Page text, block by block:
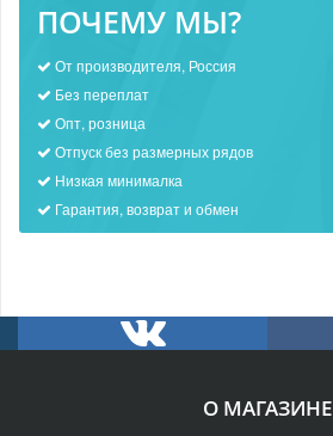
ПОЧЕМУ МЫ?
От производителя, Россия
Без переплат
Опт, розница
Отпуск без размерных рядов
Низкая минималка
Гарантия, возврат и обмен
О МАГАЗИНЕ